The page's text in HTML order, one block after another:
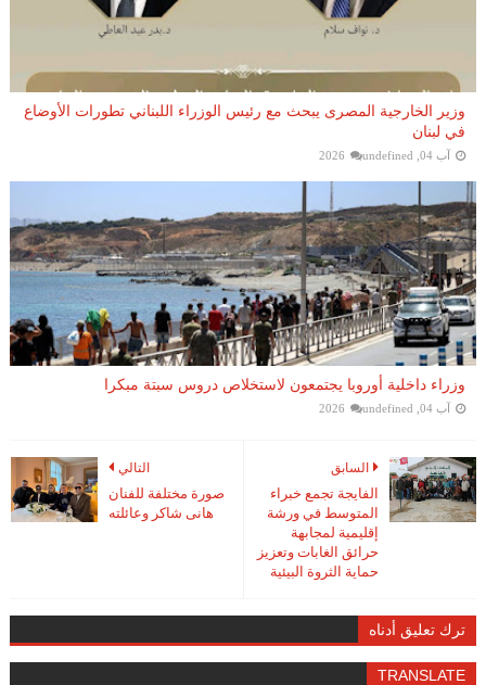
وزير الخارجية المصرى يبحث مع رئيس الوزراء اللبناني تطورات الأوضاع
في لبنان
آب 04, 2026 undefined
وزراء داخلية أوروبا يجتمعون لاستخلاص دروس سبتة مبكرا
آب 04, 2026 undefined
التالي
صورة مختلفة للفنان
هانى شاكر وعائلته
السابق
الفايجة تجمع خبراء
المتوسط في ورشة
إقليمية لمجابهة
حرائق الغابات وتعزيز
حماية الثروة البيئية
ترك تعليق أدناه
TRANSLATE